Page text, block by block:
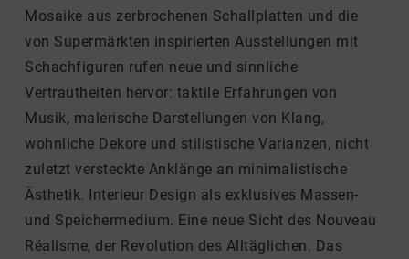
Mosaike aus zerbrochenen Schallplatten und die
von Supermärkten inspirierten Ausstellungen mit
Schachfiguren rufen neue und sinnliche
Vertrautheiten hervor: taktile Erfahrungen von
Musik, malerische Darstellungen von Klang,
wohnliche Dekore und stilistische Varianzen, nicht
zuletzt versteckte Anklänge an minimalistische
Ästhetik. Interieur Design als exklusives Massen-
und Speichermedium. Eine neue Sicht des Nouveau
Réalisme, der Revolution des Alltäglichen. Das